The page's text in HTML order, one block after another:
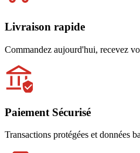
Livraison rapide
Commandez aujourd'hui, recevez
Paiement Sécurisé
Transactions protégées et données